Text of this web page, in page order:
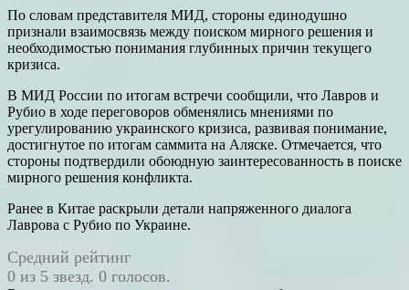
По словам представителя МИД, стороны единодушно
признали взаимосвязь между поиском мирного решения и
необходимостью понимания глубинных причин текущего
кризиса.
В МИД России по итогам встречи сообщили, что Лавров и
Рубио в ходе переговоров обменялись мнениями по
урегулированию украинского кризиса, развивая понимание,
достигнутое по итогам саммита на Аляске. Отмечается, что
стороны подтвердили обоюдную заинтересованность в поиске
мирного решения конфликта.
Ранее в Китае раскрыли детали напряженного диалога
Лаврова с Рубио по Украине.
Средний рейтинг
0 из 5 звезд. 0 голосов.